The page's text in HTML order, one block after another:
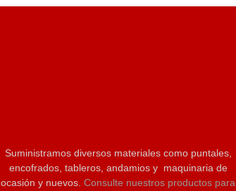
Suministramos diversos materiales como puntales,
encofrados, tableros, andamios y maquinaria de
ocasión y nuevos.Consulte nuestros productos para